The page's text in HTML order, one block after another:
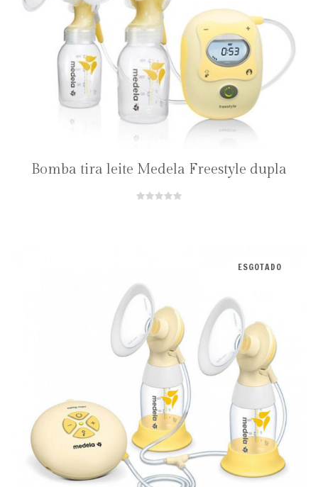
Bomba tira leite Medela Freestyle dupla
ESGOTADO